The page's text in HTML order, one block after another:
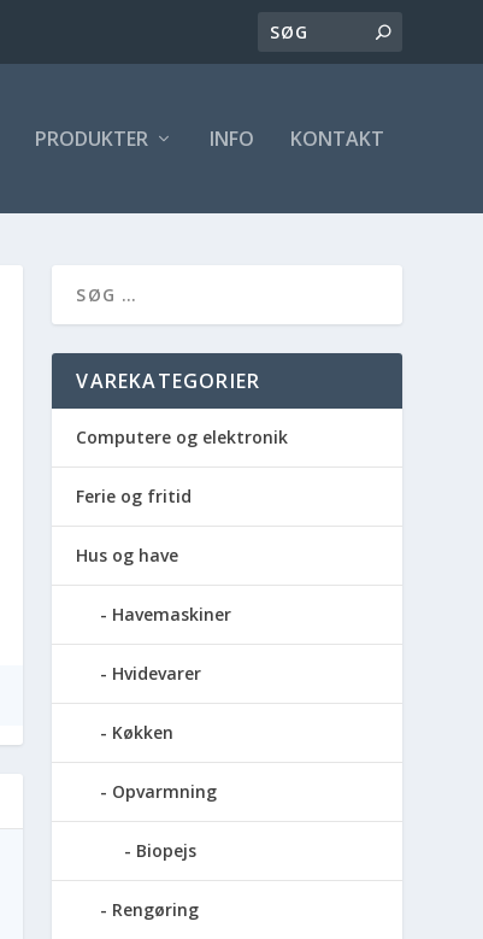
PRODUKTER INFO KONTAKT
VAREKATEGORIER
Computere og elektronik
Ferie og fritid
Hus og have
Havemaskiner
Hvidevarer
Køkken
Opvarmning
Biopejs
Rengøring